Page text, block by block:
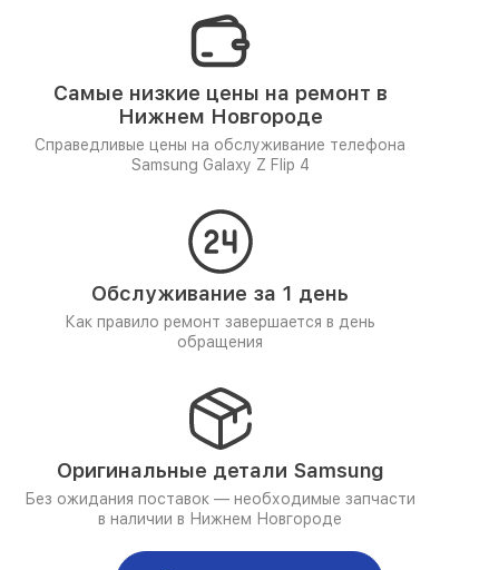
Самые низкие цены на ремонт в
Нижнем Новгороде
Справедливые цены на обслуживание телефона
Samsung Galaxy Z Flip 4
Обслуживание за 1 день
Как правило ремонт завершается в день
обращения
Оригинальные детали Samsung
Без ожидания поставок — необходимые запчасти
в наличии в Нижнем Новгороде